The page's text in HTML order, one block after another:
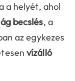
a helyét, ahol
becslés, a
az egykezes
vízálló